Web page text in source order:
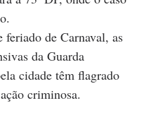
feriado de Carnaval, as
da Guarda
cidade têm flagrado
criminosa.